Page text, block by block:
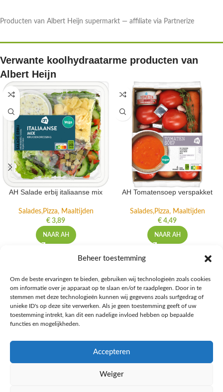
Beheer toestemming
Om de beste ervaringen te bieden, gebruiken wij technologieën zoals cookies
om informatie over je apparaat op te slaan en/of te raadplegen. Door in te
stemmen met deze technologieën kunnen wij gegevens zoals surfgedrag of
unieke ID's op deze site verwerken. Als je geen toestemming geeft of uw
toestemming intrekt, kan dit een nadelige invloed hebben op bepaalde
functies en mogelijkheden.
Accepteren
Weiger
Producten van Albert Heijn supermarkt — affiliate via Partnerize
Verwante koolhydraatarme producten van
Albert Heijn
AH Salade erbij italiaanse mix
Salades,Pizza, Maaltijden
€ 3,89
NAAR AH
AH Tomatensoep verspakket
Salades,Pizza, Maaltijden
€ 4,49
NAAR AH
Ontdek de beste keto-vriendelijke keuzes van Albert Heijn, verrijk je
kennis met onze diepgaande blogs over het keto-dieet, en deel jouw
favoriete keto recepten in onze bruisende online gemeenschap!